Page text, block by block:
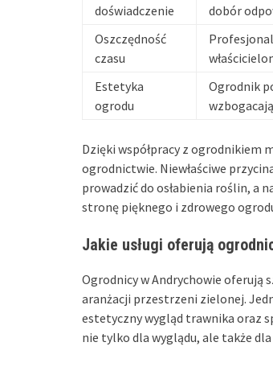
doświadczenie
dobór
Oszczędność
czasu
Estetyka
ogrodu
Ogrodnik
Dzięki współpracy z ogrodnikiem
ogrodnictwie. Niewłaściwe
prowadzić do osłabienia roślin, a
stronę pięknego i zdrowego
Jakie usługi oferują
Ogrodnicy w Andrychowie oferują
aranżacji przestrzeni zielonej.
estetyczny wygląd trawnika oraz
nie tylko dla wyglądu, ale także